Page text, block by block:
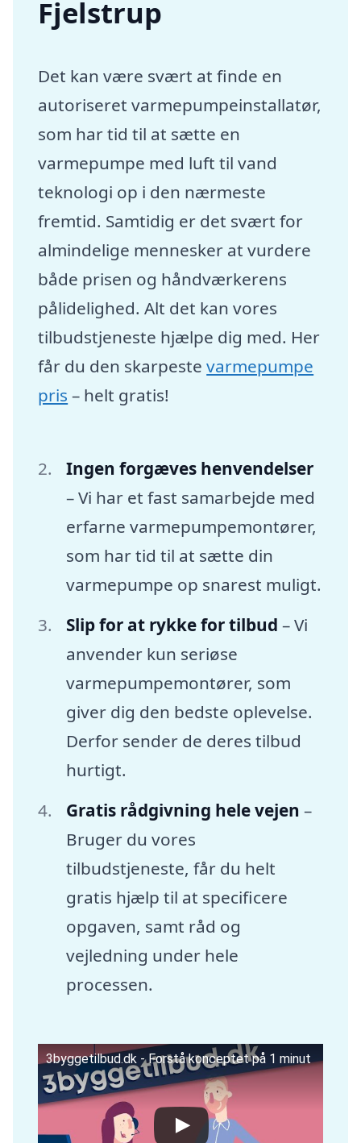
Fjelstrup
Det kan være svært at finde en
autoriseret varmepumpeinstallatør,
som har tid til at sætte en
varmepumpe med luft til vand
teknologi op i den nærmeste
fremtid. Samtidig er det svært for
almindelige mennesker at vurdere
både prisen og håndværkerens
pålidelighed. Alt det kan vores
tilbudstjeneste hjælpe dig med. Her
får du den skarpestevarmepumpe
pris – helt gratis!
Ingen forgæves henvendelser
– Vi har et fast samarbejde med
erfarne varmepumpemontører,
som har tid til at sætte din
varmepumpe op snarest muligt.
Slip for at rykke for tilbud – Vi
anvender kun seriøse
varmepumpemontører, som
giver dig den bedste oplevelse.
Derfor sender de deres tilbud
hurtigt.
Gratis rådgivning hele vejen –
Bruger du vores
tilbudstjeneste, får du helt
gratis hjælp til at specificere
opgaven, samt råd og
vejledning under hele
processen.
3byggetilbud.dk - Forstå konceptet på 1 minut